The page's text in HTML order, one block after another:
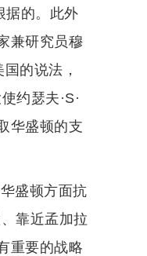
据的。此外
兼研究员穆
的说法，
约瑟夫·S·
华盛顿的支
盛顿方面抗
靠近孟加拉
重要的战略